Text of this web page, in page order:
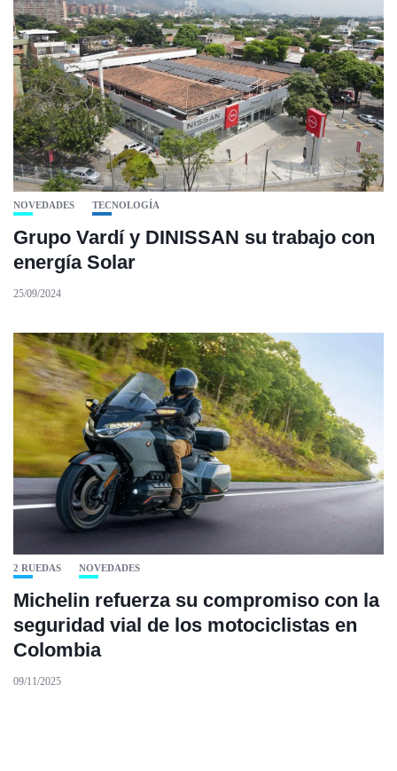
NOVEDADES TECNOLOGÍA
Grupo Vardí y DINISSAN su trabajo con
energía Solar
25/09/2024
2 RUEDAS NOVEDADES
Michelin refuerza su compromiso con la
seguridad vial de los motociclistas en
Colombia
09/11/2025